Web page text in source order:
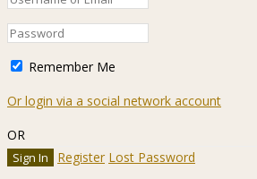
Remember Me
Or login via a social network account
OR
Register Lost Password